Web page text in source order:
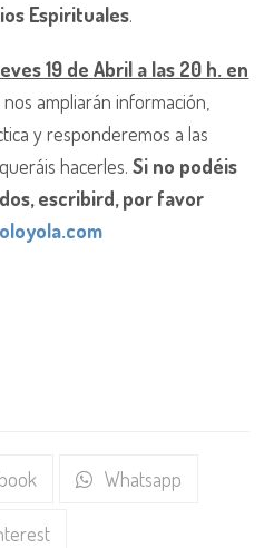
Espirituales.
19 de Abril a las 20 h. en
ampliarán información,
y responderemos a las
hacerles.Si no podéis
escribird, por favor
Whatsapp